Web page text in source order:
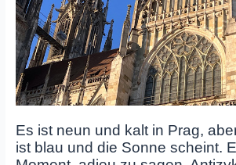
Es ist neun und kalt in Prag,
ist blau und die Sonne scheint.